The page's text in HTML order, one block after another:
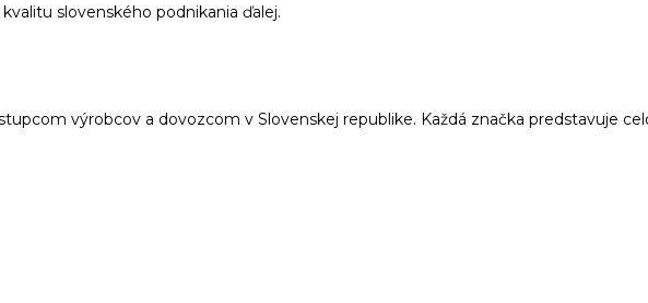
slovenského podnikania ďalej.
výrobcov a dovozcom v Slovenskej republike. Každá značka predstavuje